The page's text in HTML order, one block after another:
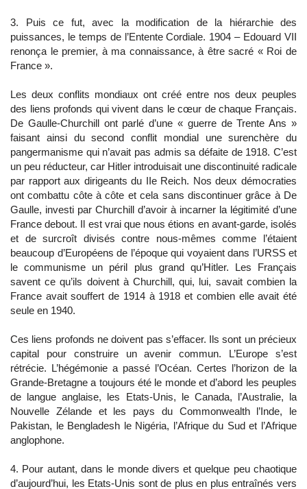
3. Puis ce fut, avec la modification de la hiérarchie des
puissances, le temps de l’Entente Cordiale. 1904 – Edouard VII
renonça le premier, à ma connaissance, à être sacré « Roi de
France ».
Les deux conflits mondiaux ont créé entre nos deux peuples
des liens profonds qui vivent dans le cœur de chaque Français.
De Gaulle-Churchill ont parlé d’une « guerre de Trente Ans »
faisant ainsi du second conflit mondial une surenchère du
pangermanisme qui n’avait pas admis sa défaite de 1918. C’est
un peu réducteur, car Hitler introduisait une discontinuité radicale
par rapport aux dirigeants du IIe Reich. Nos deux démocraties
ont combattu côte à côte et cela sans discontinuer grâce à De
Gaulle, investi par Churchill d’avoir à incarner la légitimité d’une
France debout. Il est vrai que nous étions en avant-garde, isolés
et de surcroît divisés contre nous-mêmes comme l’étaient
beaucoup d’Européens de l’époque qui voyaient dans l’URSS et
le communisme un péril plus grand qu’Hitler. Les Français
savent ce qu’ils doivent à Churchill, qui, lui, savait combien la
France avait souffert de 1914 à 1918 et combien elle avait été
seule en 1940.
Ces liens profonds ne doivent pas s’effacer. Ils sont un précieux
capital pour construire un avenir commun. L’Europe s’est
rétrécie. L’hégémonie a passé l’Océan. Certes l’horizon de la
Grande-Bretagne a toujours été le monde et d’abord les peuples
de langue anglaise, les Etats-Unis, le Canada, l’Australie, la
Nouvelle Zélande et les pays du Commonwealth l’Inde, le
Pakistan, le Bengladesh le Nigéria, l’Afrique du Sud et l’Afrique
anglophone.
4. Pour autant, dans le monde divers et quelque peu chaotique
d’aujourd’hui, les Etats-Unis sont de plus en plus entraînés vers